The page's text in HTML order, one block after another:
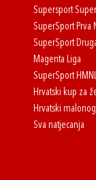
Supersport
SuperSport Prva
SuperSport
Magenta Liga
SuperSport
Hrvatski kup za
Hrvatski
Sva natjecanja